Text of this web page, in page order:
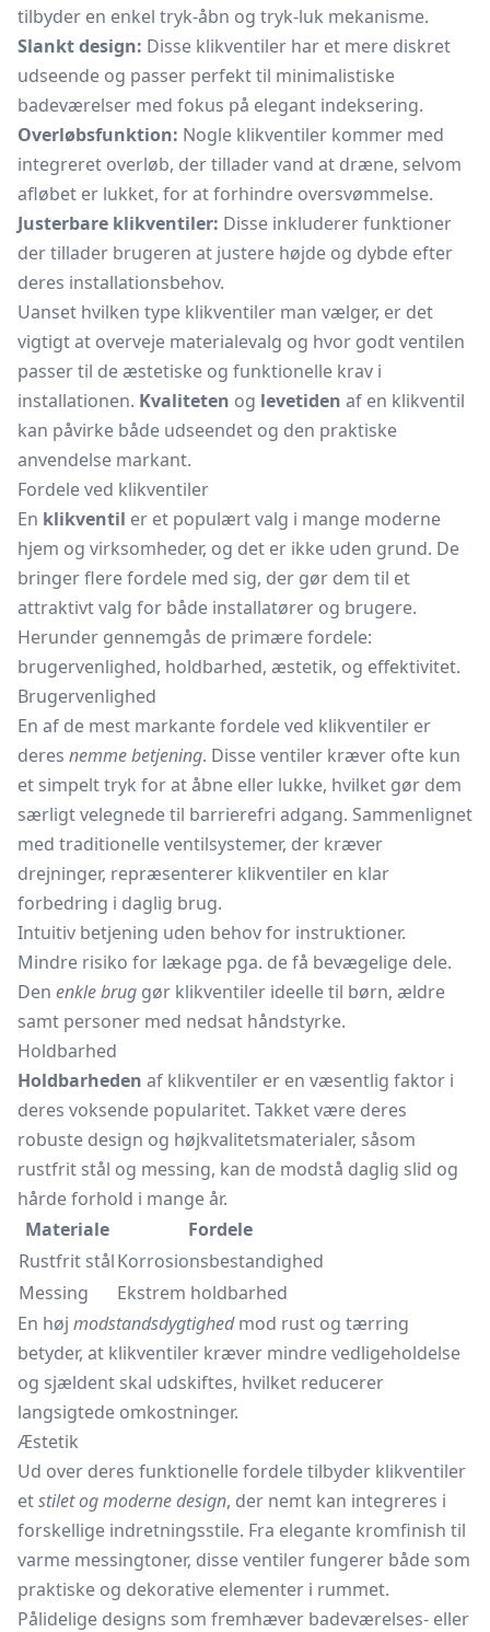
tilbyder en enkel tryk-åbn og tryk-luk mekanisme.
Slankt design: Disse klikventiler har et mere diskret
udseende og passer perfekt til minimalistiske
badeværelser med fokus på elegant indeksering.
Overløbsfunktion: Nogle klikventiler kommer med
integreret overløb, der tillader vand at dræne, selvom
afløbet er lukket, for at forhindre oversvømmelse.
Justerbare klikventiler: Disse inkluderer funktioner
der tillader brugeren at justere højde og dybde efter
deres installationsbehov.
Uanset hvilken type klikventiler man vælger, er det
vigtigt at overveje materialevalg og hvor godt ventilen
passer til de æstetiske og funktionelle krav i
installationen. Kvaliteten og levetiden af en klikventil
kan påvirke både udseendet og den praktiske
anvendelse markant.
Fordele ved klikventiler
En klikventil er et populært valg i mange moderne
hjem og virksomheder, og det er ikke uden grund. De
bringer flere fordele med sig, der gør dem til et
attraktivt valg for både installatører og brugere.
Herunder gennemgås de primære fordele:
brugervenlighed, holdbarhed, æstetik, og effektivitet.
Brugervenlighed
En af de mest markante fordele ved klikventiler er
deres nemme betjening. Disse ventiler kræver ofte kun
et simpelt tryk for at åbne eller lukke, hvilket gør dem
særligt velegnede til barrierefri adgang. Sammenlignet
med traditionelle ventilsystemer, der kræver
drejninger, repræsenterer klikventiler en klar
forbedring i daglig brug.
Intuitiv betjening uden behov for instruktioner.
Mindre risiko for lækage pga. de få bevægelige dele.
Den enkle brug gør klikventiler ideelle til børn, ældre
samt personer med nedsat håndstyrke.
Holdbarhed
Holdbarheden af klikventiler er en væsentlig faktor i
deres voksende popularitet. Takket være deres
robuste design og højkvalitetsmaterialer, såsom
rustfrit stål og messing, kan de modstå daglig slid og
hårde forhold i mange år.
Materiale
Fordele
Rustfrit stålKorrosionsbestandighed
Messing
Ekstrem holdbarhed
En høj modstandsdygtighedmod rust og tærring
betyder, at klikventiler kræver mindre vedligeholdelse
og sjældent skal udskiftes, hvilket reducerer
langsigtede omkostninger.
Æstetik
Ud over deres funktionelle fordele tilbyder klikventiler
etstilet og moderne design, der nemt kan integreres i
forskellige indretningsstile. Fra elegante kromfinish til
varme messingtoner, disse ventiler fungerer både som
praktiske og dekorative elementer i rummet.
Pålidelige designs som fremhæver badeværelses- eller